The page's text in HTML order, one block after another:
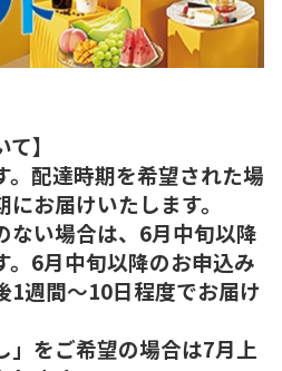
】
配達時期を希望された場
お届けいたします。
い場合は、6月中旬以降
。6月中旬以降のお申込み
1週間～10日程度でお届け
」をご希望の場合は7月上